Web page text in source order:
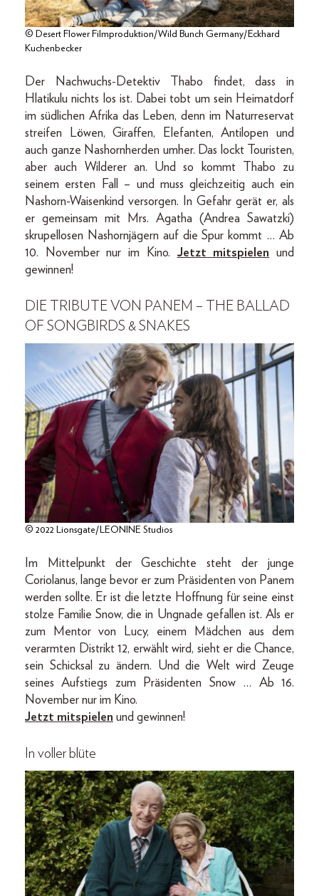
© Desert Flower Filmproduktion/Wild Bunch Germany/Eckhard
Kuchenbecker
Der Nachwuchs-Detektiv Thabo findet, dass in
Hlatikulu nichts los ist. Dabei tobt um sein Heimatdorf
im südlichen Afrika das Leben, denn im Naturreservat
streifen Löwen, Giraffen, Elefanten, Antilopen und
auch ganze Nashornherden umher. Das lockt Touristen,
aber auch Wilderer an. Und so kommt Thabo zu
seinem ersten Fall – und muss gleichzeitig auch ein
Nashorn-Waisenkind versorgen. In Gefahr gerät er, als
er gemeinsam mit Mrs. Agatha (Andrea Sawatzki)
skrupellosen Nashornjägern auf die Spur kommt … Ab
10. November nur im Kino. Jetzt mitspielen und
gewinnen!
DIE TRIBUTE VON PANEM – THE BALLAD
OF SONGBIRDS & SNAKES
© 2022 Lionsgate/LEONINE Studios
Im Mittelpunkt der Geschichte steht der junge
Coriolanus, lange bevor er zum Präsidenten von Panem
werden sollte. Er ist die letzte Hoffnung für seine einst
stolze Familie Snow, die in Ungnade gefallen ist. Als er
zum Mentor von Lucy, einem Mädchen aus dem
verarmten Distrikt 12, erwählt wird, sieht er die Chance,
sein Schicksal zu ändern. Und die Welt wird Zeuge
seines Aufstiegs zum Präsidenten Snow … Ab 16.
November nur im Kino.
Jetzt mitspielen und gewinnen!
In voller blüte